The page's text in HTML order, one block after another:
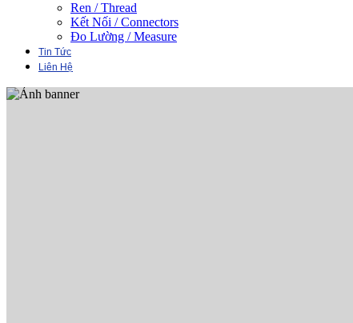
Ren / Thread
Kết Nối / Connectors
Đo Lường / Measure
Tin Tức
Liên Hệ